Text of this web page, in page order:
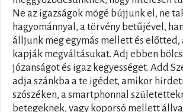
Ne az igazságok mögé bújjunk el, ne
hagyománnyal, a törvény betűjével,
álljunk meg egymás mellett és
kapják megváltásukat. Adj ebben
józanságot és igaz kegyességet. Add
adja szánkba a te igédet, amikor
szószéken, a smartphonnal
betegeknek, vagy koporsó mellett